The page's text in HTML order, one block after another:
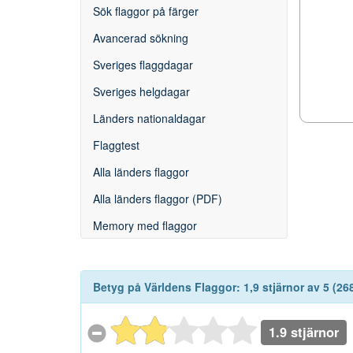
Sök flaggor på färger
Avancerad sökning
Sveriges flaggdagar
Sveriges helgdagar
Länders nationaldagar
Flaggtest
Alla länders flaggor
Alla länders flaggor (PDF)
Memory med flaggor
Betyg på Världens Flaggor: 1,9 stjärnor av 5 (
1.9 stjärnor